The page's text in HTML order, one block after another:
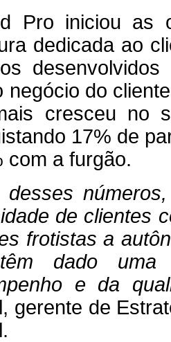
Pro iniciou as
dedicada ao
negócio do
cresceu no
17% de
com a furgão.
desses
de clientes
frotistas a
dado uma
e da
gerente de